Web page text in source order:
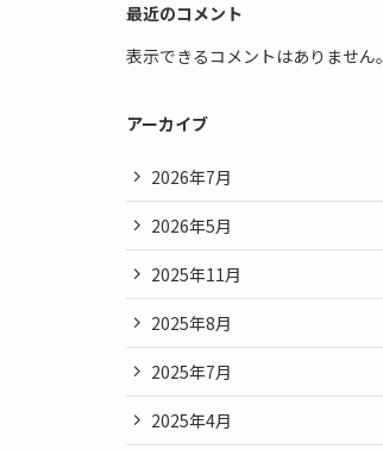
最近のコメント
表示できるコメントはありません。
アーカイブ
2026年7月
2026年5月
2025年11月
2025年8月
2025年7月
2025年4月